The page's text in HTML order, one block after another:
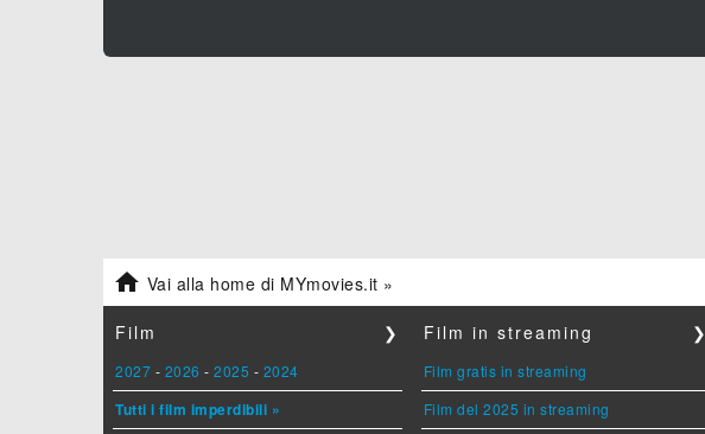
 Vai alla home di MYmovies.it »
Film ❯
2027 - 2026 - 2025 - 2024
Tutti i film imperdibili »
Film in streaming ❯
Film gratis in streaming
Film del 2025 in streaming